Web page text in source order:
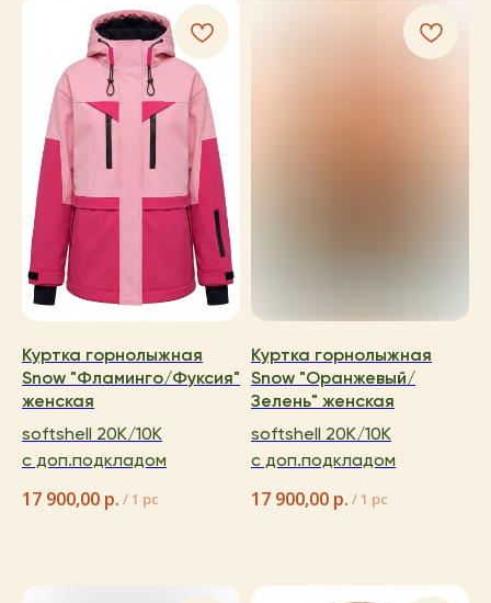
Куртка горнолыжная
Snow "Фламинго/Фуксия"
женская
softshell 20K/10K
с доп.подкладом
17 900,00 р. / 1 pc
Куртка горнолыжная
Snow "Оранжевый/
Зелень" женская
softshell 20K/10K
с доп.подкладом
17 900,00 р. / 1 pc
политика конфиденциальности
публичная оферта
Магазин:
г. Красноярск,
ул. Березина 82д
+ 7 923 345 01 70
xvoy.gesh@gmail.com
Магазин работает
в режиме предварительной
записи.
Просто напишите нам в чат
для брони времени